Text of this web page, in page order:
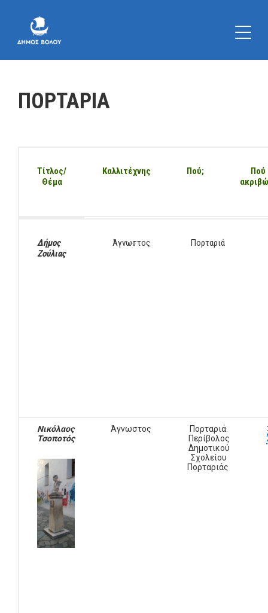
ΠΟΡΤΑΡΙΑ
Τίτλος/
Θέμα
Καλλιτέχνης Πού;
Πού
Δήμος
Ζούλιας
Άγνωστος Πορταριά
Νικόλαος
Τσοποτός
Άγνωστος
Πορταριά.
Περίβολος
Δημοτικού
Σχολείου
Πορταριάς